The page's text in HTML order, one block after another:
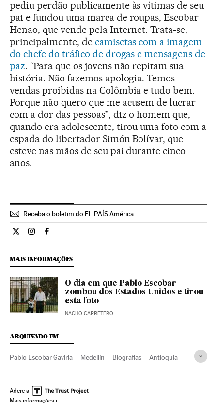
pediu perdão publicamente às vítimas de seu
pai e fundou uma marca de roupas, Escobar
Henao, que vende pela Internet. Trata-se,
principalmente, de camisetas com a imagem
do chefe do tráfico de drogas e mensagens de
paz. “Para que os jovens não repitam sua
história. Não fazemos apologia. Temos
vendas proibidas na Colômbia e tudo bem.
Porque não quero que me acusem de lucrar
com a dor das pessoas”, diz o homem que,
quando era adolescente, tirou uma foto com a
espada do libertador Simón Bolívar, que
esteve nas mãos de seu pai durante cinco
anos.
Receba o boletim do EL PAÍS América
Cultura El País Brasil en Twitter
Cultura El País Brasil en Instagram
Cultura El País Brasil en Facebook
MAIS INFORMAÇÕES
O dia em que Pablo Escobar
zombou dos Estados Unidos e tirou
esta foto
NACHO CARRETERO
ARQUIVADO EM
Pablo Escobar Gaviria Medellín Biografias Antioquia
América do Sul América Latina
Cultura
Adere a
Mais informações